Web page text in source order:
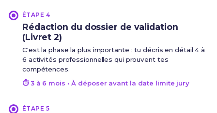
ÉTAPE 4
Rédaction du dossier de validation
(Livret 2)
C'est la phase la plus importante : tu décris en détail 4 à
6 activités professionnelles qui prouvent tes
compétences.
⏱ 3 à 6 mois • À déposer avant la date limite jury
ÉTAPE 5